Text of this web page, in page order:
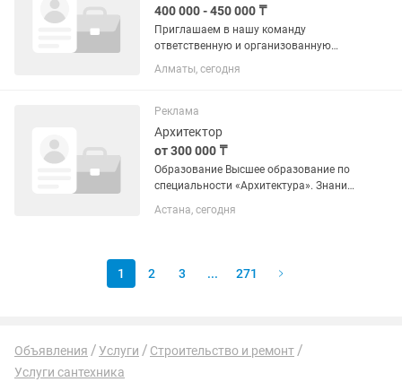
400 000 - 450 000 ₸
Приглашаем в нашу команду
ответственную и организованную
девушку на должность
администратора офиса. Мы работаем
премиум-класса. Опыт в сфере продаж
нужен, но всему...
Алматы, сегодня
Реклама
Архитектор
от 300 000 ₸
Образование Высшее образование по
специальности «Архитектура». Знание
Казахстан (СП РК, СН РК, ГОСТ,
Астана, сегодня
1 2 3 ... 271
Объявления Услуги
Строительство и ремонт
Услуги сантехника